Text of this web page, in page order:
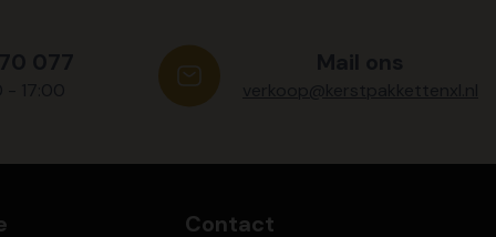
Contact